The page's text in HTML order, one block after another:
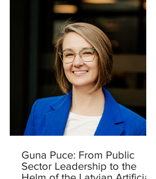
Guna Puce: From Public
Sector Leadership to the